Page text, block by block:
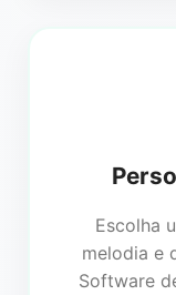
Escolha
melodia e
Software